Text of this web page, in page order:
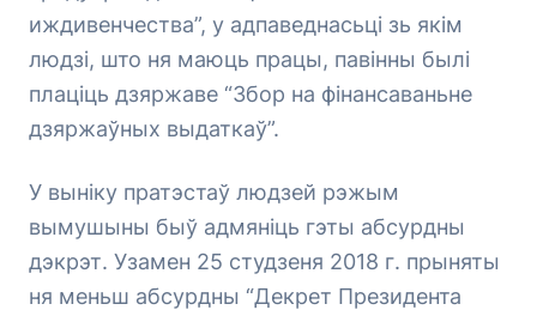
иждивенчества”, у адпаведнасьці зь якім
людзі, што ня маюць працы, павінны былі
плаціць дзяржаве “Збор на фінансаваньне
дзяржаўных выдаткаў”.
У выніку пратэстаў людзей рэжым
вымушыны быў адмяніць гэты абсурдны
дэкрэт. Узамен 25 студзеня 2018 г. прыняты
ня меньш абсурдны “Декрет Президента